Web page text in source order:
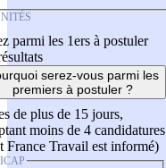
parmi les 1ers à postuler
serez-vous parmi les
premiers à postuler ?
de plus de 15 jours,
moins de 4 candidatures
France Travail est informé)